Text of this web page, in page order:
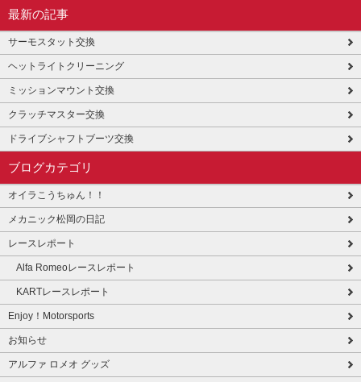
最新の記事
サーモスタット交換
ヘットライトクリーニング
ミッションマウント交換
クラッチマスター交換
ドライブシャフトブーツ交換
ブログカテゴリ
オイラこうちゅん！！
メカニック松岡の日記
レースレポート
Alfa Romeoレースレポート
KARTレースレポート
Enjoy！Motorsports
お知らせ
アルファ ロメオ グッズ